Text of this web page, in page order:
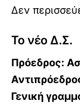
Δεν
Το νέο Δ.Σ.
Πρόεδρος:
Γενική